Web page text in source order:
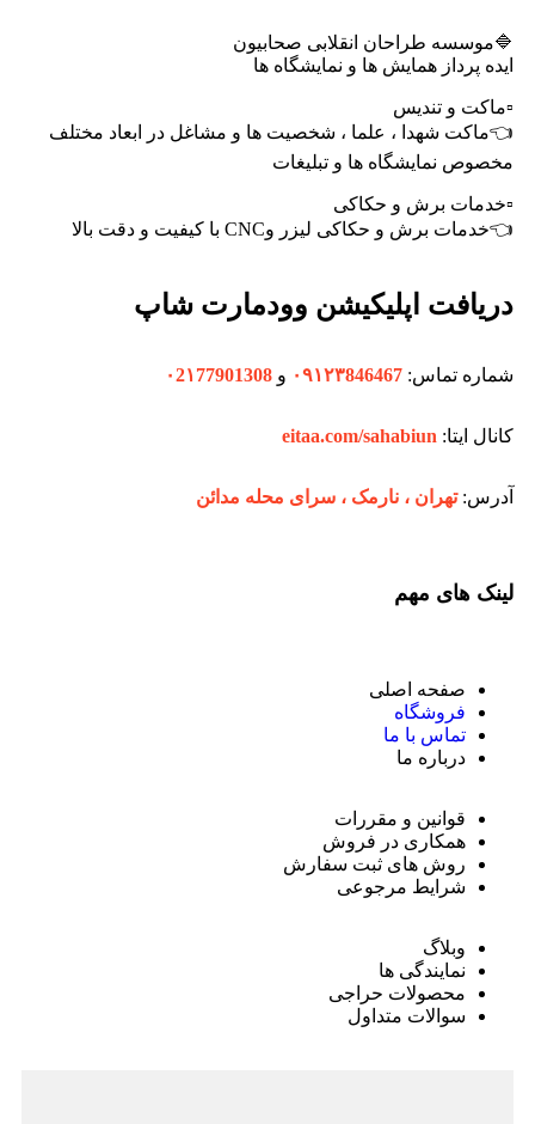
🔷موسسه طراحان انقلابی صحابیون
ایده پرداز همایش ها و نمایشگاه ها
▫️ماکت و تندیس
👈ماکت شهدا ، علما ، شخصیت ها و مشاغل در ابعاد مختلف
مخصوص نمایشگاه ها و تبلیغات
▫️خدمات برش و حکاکی
👈خدمات برش و حکاکی لیزر وCNC با کیفیت و دقت بالا
دریافت اپلیکیشن وودمارت شاپ
شماره تماس: ۰۹۱۲۳846467 و ۰2۱77901308
کانال ایتا: eitaa.com/sahabiun
آدرس:تهران ،‌ نارمک ، سرای محله مدائن
لینک های مهم
صفحه اصلی
فروشگاه
تماس با ما
درباره ما
قوانین و مقررات
همکاری در فروش
روش های ثبت سفارش
شرایط مرجوعی
وبلاگ
نمایندگی ها
محصولات حراجی
سوالات متداول